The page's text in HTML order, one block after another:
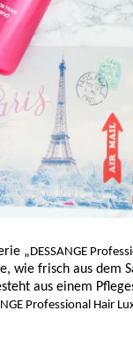
„DESSANGE
wie frisch aus dem
aus einem
Professional Hair